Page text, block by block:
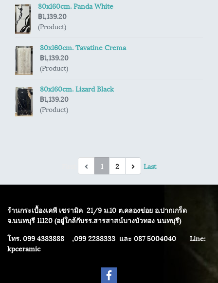
80x160cm. Panda White
฿1,139.20
(Product)
80x160cm. Tavatine Crema
฿1,139.20
(Product)
80x160cm. Lizard Black
฿1,139.20
(Product)
1 2 Last
ร้านกระเบื้องเคพี เซรามิค 21/9 ม.10 ต.คลองข่อย อ.ปากเกร็ด
จ.นนทบุรี 11120 (อยู่ใกล้กับรร.สารสาสน์บางบัวทอง นนทบุรี)
โทร. 099 4383888 ,099 2288333 และ 087 5004040 Line:
kpceramic